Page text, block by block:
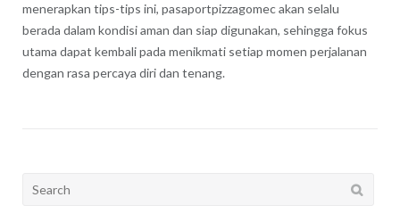
menerapkan tips-tips ini, pasaportpizzagomec akan selalu
berada dalam kondisi aman dan siap digunakan, sehingga fokus
utama dapat kembali pada menikmati setiap momen perjalanan
dengan rasa percaya diri dan tenang.
Search